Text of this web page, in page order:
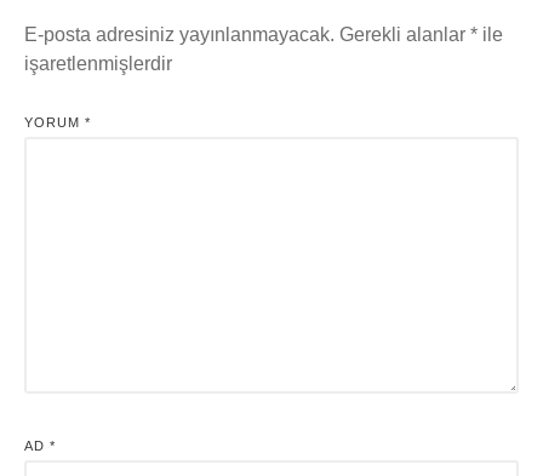
E-posta adresiniz yayınlanmayacak. Gerekli alanlar * ile
işaretlenmişlerdir
YORUM *
AD *